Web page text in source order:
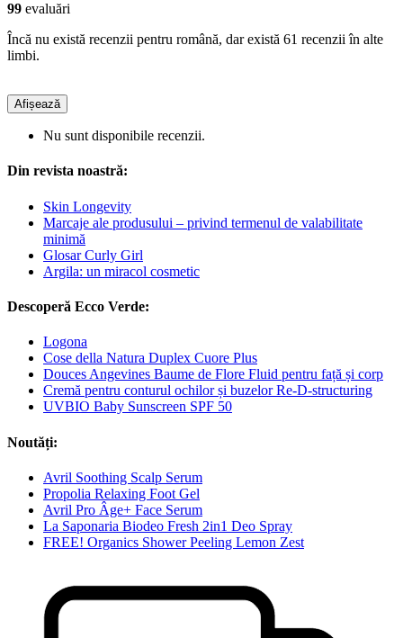
99 evaluări
Încă nu există recenzii pentru română, dar există 61 recenzii în alte
limbi.
Afișează
Nu sunt disponibile recenzii.
Din revista noastră:
Skin Longevity
Marcaje ale produsului – privind termenul de valabilitate
minimă
Glosar Curly Girl
Argila: un miracol cosmetic
Descoperă Ecco Verde:
Logona
Cose della Natura Duplex Cuore Plus
Douces Angevines Baume de Flore Fluid pentru față și corp
Cremă pentru conturul ochilor și buzelor Re-D-structuring
UVBIO Baby Sunscreen SPF 50
Noutăți:
Avril Soothing Scalp Serum
Propolia Relaxing Foot Gel
Avril Pro Âge+ Face Serum
La Saponaria Biodeo Fresh 2in1 Deo Spray
FREE! Organics Shower Peeling Lemon Zest